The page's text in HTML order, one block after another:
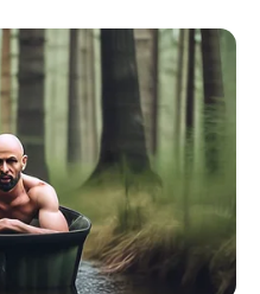
2022, Δευτέρα
25η Μαρτίου
2022
2022
2022
2022